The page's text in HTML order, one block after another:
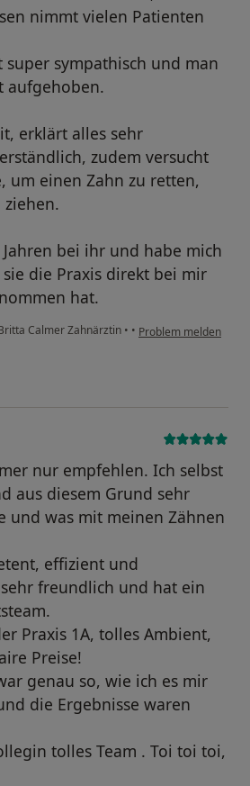
nimmt vielen Patienten
super sympathisch und man
aufgehoben.
erklärt alles sehr
zudem versucht
um einen Zahn zu retten,
bei ihr und habe mich
die Praxis direkt bei mir
hat.
Calmer Zahnärztin • • Problem melden
nur empfehlen. Ich selbst
aus diesem Grund sehr
und was mit meinen Zähnen
effizient und
freundlich und hat ein
Praxis 1A, tolles Ambient,
Preise!
genau so, wie ich es mir
die Ergebnisse waren
tolles Team . Toi toi toi,